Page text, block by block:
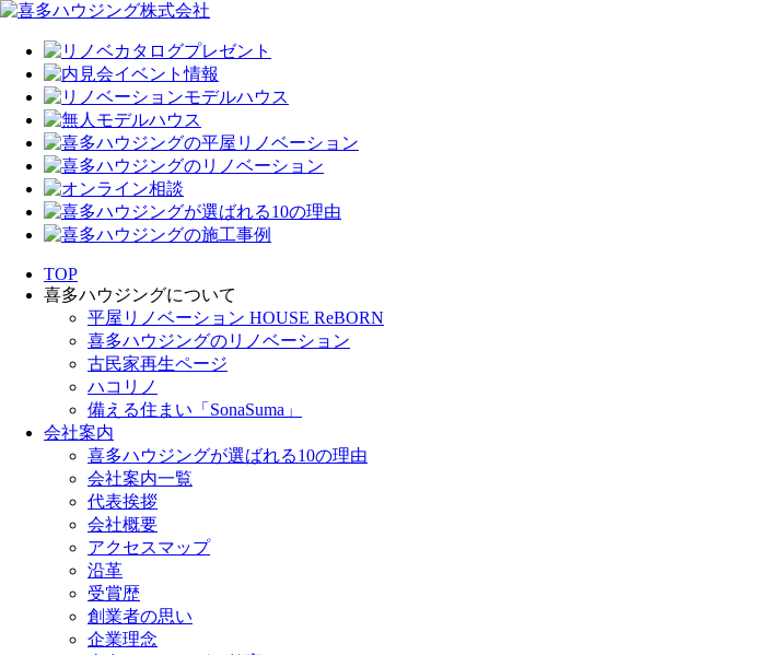
TOP
喜多ハウジングについて
平屋リノベーション HOUSE ReBORN
喜多ハウジングのリノベーション
古民家再生ページ
ハコリノ
備える住まい「SonaSuma」
会社案内
喜多ハウジングが選ばれる10の理由
会社案内一覧
代表挨拶
会社概要
アクセスマップ
沿革
受賞歴
創業者の思い
企業理念